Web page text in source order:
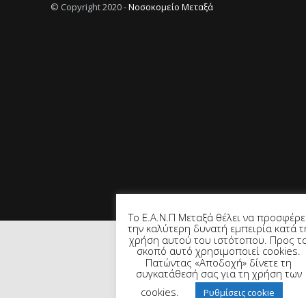
© Copyright 2020 -Νοσοκομείο Μεταξά
Το Ε.Α.Ν.Π Μεταξά θέλει να
την καλύτερη δυνατή εμπειρία κατά
χρήση αυτού του ιστότοπου. Προς
σκοπό αυτό χρησιμοποιεί cookies.
Πατώντας «Αποδοχή» δίνετε τη
συγκατάθεσή σας για τη χρήση των
cookies.
Ρυθμίσεις cookie